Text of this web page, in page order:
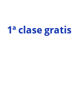
1ª clase gratis